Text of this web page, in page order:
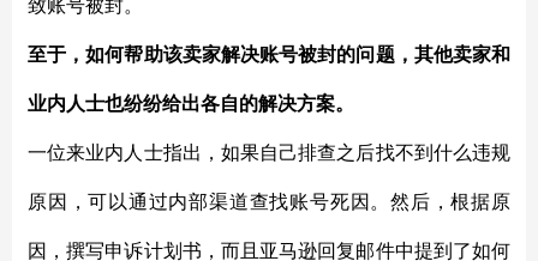
致账号被封。
至于，如何帮助该卖家解决账号被封的问题，其他卖家和
业内人士也纷纷给出各自的解决方案。
一位来业内人士指出，如果自己排查之后找不到什么违规
原因，可以通过内部渠道查找账号死因。然后，根据原
因，撰写申诉计划书，而且亚马逊回复邮件中提到了如何